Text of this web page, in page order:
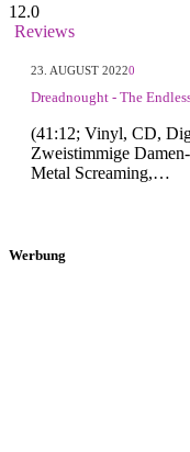
12.0
Reviews
23. AUGUST 20220
Dreadnought - The
(41:12; Vinyl, CD,
Zweistimmige
Metal Screaming,…
Werbung